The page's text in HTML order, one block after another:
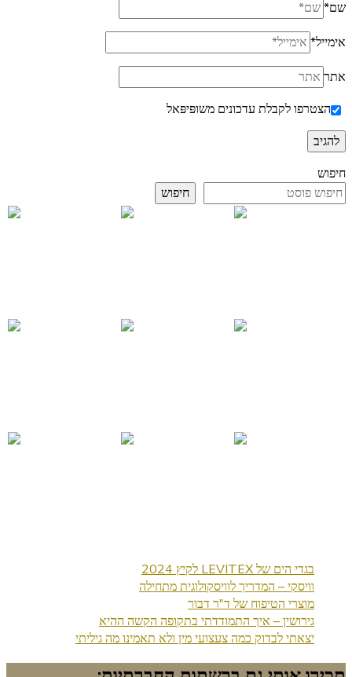
שם*
אימייל*
אתר
הצטרפו לקבלת עדכונים משופּיפּאל
חיפוש
חיפוש
בגדי הים של LEVITEX לקיץ 2024
וויסקי – המדריך לוויסקולוגית מתחילה
מוצרי הטיפוח של ד"ר דבור
גירושין – איך התמודדתי בתקופה הקשה ההיא
יצאתי לבדוק כמה צעצועי מין ולא תאמינו מה גיליתי